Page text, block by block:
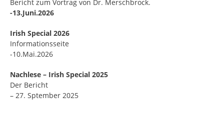
Bericht zum Vortrag von Dr. Merschbrock.
-13.Juni.2026
Irish Special 2026
Informationsseite
-10.Mai.2026
Nachlese – Irish Special 2025
Der Bericht
– 27. Sptember 2025